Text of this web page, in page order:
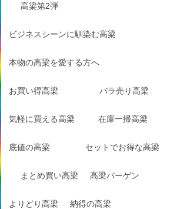
高梁第2弾
ビジネスシーンに馴染む高梁
本物の高梁を愛する方へ
お買い得高梁 バラ売り高梁
気軽に買える高梁 在庫一掃高梁
底値の高梁 セットでお得な高梁
まとめ買い高梁 高梁バーゲン
よりどり高梁 納得の高梁